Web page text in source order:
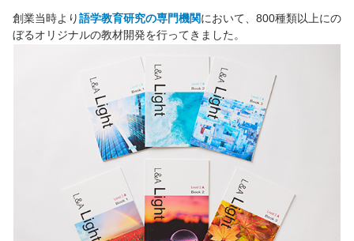
創業当時より語学教育研究の専門機関において、800種類以上にの
ぼるオリジナルの教材開発を行ってきました。